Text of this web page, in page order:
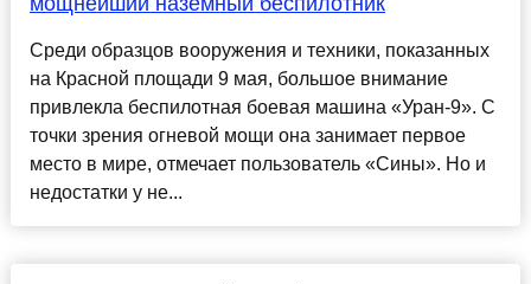
Среди образцов вооружения и техники, показанных
на Красной площади 9 мая, большое внимание
привлекла беспилотная боевая машина «Уран-9». С
точки зрения огневой мощи она занимает первое
место в мире, отмечает пользователь «Сины». Но и
недостатки у не...